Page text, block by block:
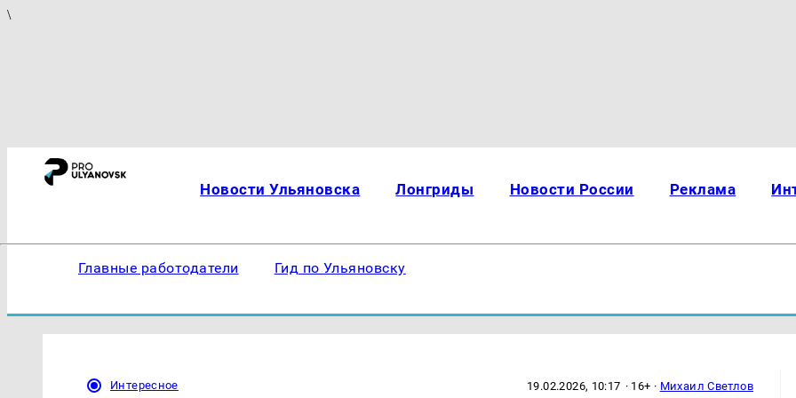
\
Новости Ульяновска Лонгриды Новости России Реклама
Главные работодатели Гид по Ульяновску
Интересное 19.02.2026, 10:17 · 16+ · Михаил Светлов